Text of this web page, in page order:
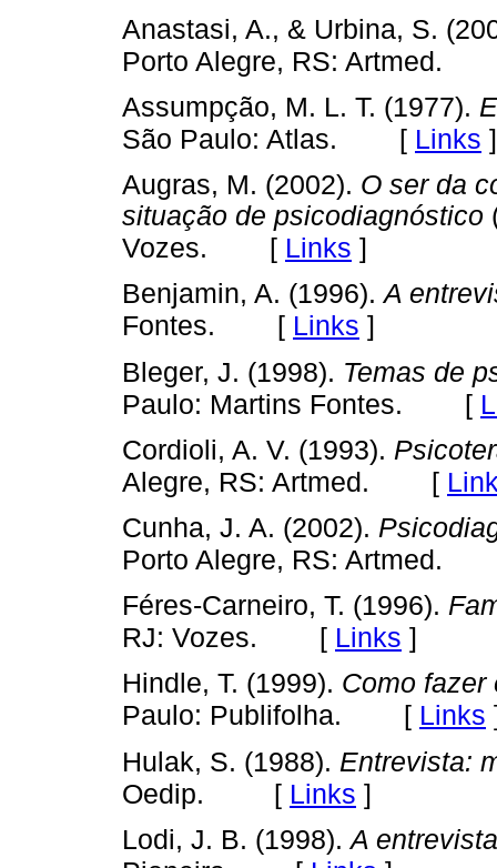
Anastasi, A., & Urbina, S.
Porto Alegre, RS: Artmed.
Assumpção, M. L. T. (1977).
São Paulo: Atlas. [ Links ]
Augras, M. (2002). O ser da
situação de psicodiagnóstico
Vozes. [ Links ]
Benjamin, A. (1996).A
Fontes. [ Links ]
Bleger, J. (1998). Temas de
Paulo: Martins Fontes. [
Cordioli, A. V. (1993).
Alegre, RS: Artmed. [
Cunha, J. A. (2002).
Porto Alegre, RS: Artmed.
Féres-Carneiro, T. (1996).
RJ: Vozes. [ Links ]
Hindle, T. (1999). Como fazer
Paulo: Publifolha. [ Links
Hulak, S. (1988). Entrevista:
Oedip.
[ Links ]
Lodi, J. B. (1998).A